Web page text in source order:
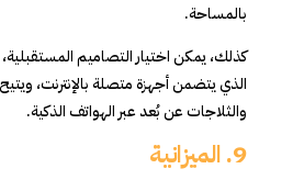
بالمساحة.
كذلك، يمكن اختيار التصاميم
الذي يتضمن أجهزة متصلة بالإنترنت،
والثلاجات عن بُعد عبر الهواتف الذكية.
9. الميزانية